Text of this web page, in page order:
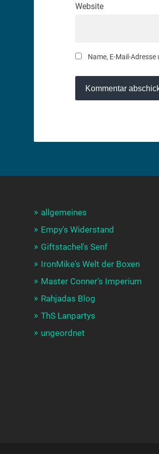
Website
Name, E-Mail-
allgemeines
Empy's Widerstand
Giftstachel's Senf
IronMike's Welt der Boxen
Master Conner's Imperium
Rahjadas Blog
ThS Lanpartys
ungeordnet